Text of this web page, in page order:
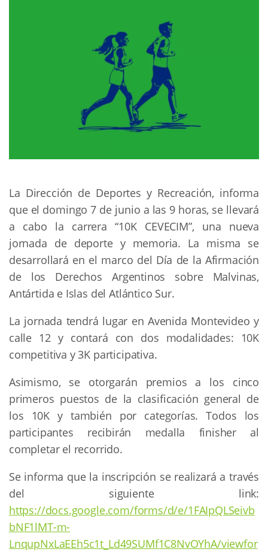
La Dirección de Deportes y Recreación, informa
que el domingo 7 de junio a las 9 horas, se llevará
a cabo la carrera “10K CEVECIM”, una nueva
jornada de deporte y memoria. La misma se
desarrollará en el marco del Día de la Afirmación
de los Derechos Argentinos sobre Malvinas,
Antártida e Islas del Atlántico Sur.
La jornada tendrá lugar en Avenida Montevideo y
calle 12 y contará con dos modalidades: 10K
competitiva y 3K participativa.
Asimismo, se otorgarán premios a los cinco
primeros puestos de la clasificación general de
los 10K y también por categorías. Todos los
participantes recibirán medalla finisher al
completar el recorrido.
Se informa que la inscripción se realizará a través
del siguiente link:
https://docs.google.com/forms/d/e/1FAIpQLSeivb
bNF1lMT-m-
LnqupNxLaEEh5c1t_Ld49SUMf1C8NvOYhA/viewfor